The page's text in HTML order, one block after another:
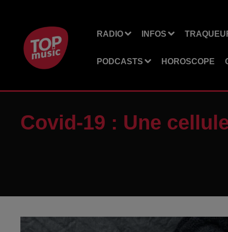
RADIO INFOS
PODCASTS HOROSCOPE
Covid-19 : Une